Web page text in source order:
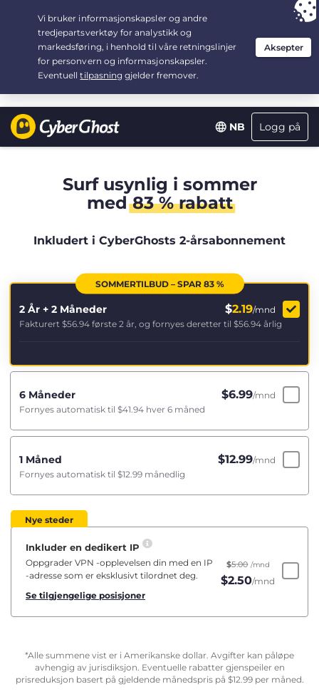
NB Logg på
Your choice: The Best Dealfor 2.1666666666667-years at $
/month
Surf usynlig i sommer
med83 % rabatt
Inkludert i CyberGhosts 2-årsabonnement
SOMMERTILBUD – SPAR 83 %
2 År + 2 Måneder $2.19/mnd
Fakturert $56.94 første 2 år, og fornyes deretter til $56.94 årlig
6 Måneder $6.99/mnd
Fornyes automatisk til $41.94 hver 6 måned
1 Måned $12.99/mnd
Fornyes automatisk til $12.99 månedlig
Nye steder
Inkluder en dedikert IP
Oppgrader VPN -opplevelsen din med en IP
-adresse som er eksklusivt tilordnet deg.
Se tilgjengelige posisjoner
$5.00 /mnd
$2.50/mnd
*Alle summene vist er i Amerikanske dollar. Avgifter kan påløpe
avhengig av jurisdiksjon. Eventuelle rabatter gjenspeiler en
prisreduksjon basert på gjeldende månedspris på $12.99per måned.